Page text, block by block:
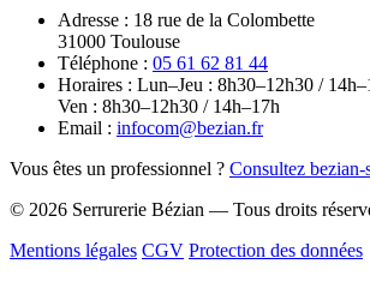
Adresse : 18 rue de la Colombette
31000 Toulouse
Téléphone : 05 61 62 81 44
Horaires : Lun–Jeu : 8h30–12h30 /
Ven : 8h30–12h30 / 14h–17h
Email : infocom@bezian.fr
Vous êtes un professionnel ? Consultez bezian-
© 2026 Serrurerie Bézian — Tous droits
Mentions légales CGV Protection des données